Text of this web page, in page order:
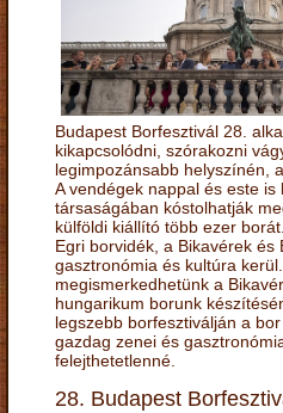
Budapest Borfesztivál 28.
kikapcsolódni, szórakozni
legimpozánsabb helyszínén,
A vendégek nappal és este
társaságában kóstolhatják
külföldi kiállító több ezer
Egri borvidék, a Bikavérek és
gasztronómia és kultúra
megismerkedhetünk a
hungarikum borunk
legszebb borfesztiválján a
gazdag zenei és
felejthetetlenné.
28. Budapest